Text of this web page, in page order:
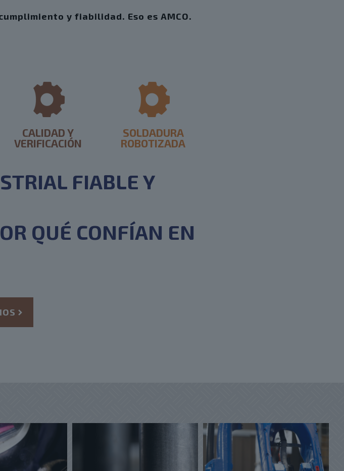
y fiabilidad. Eso es AMCO.
CALIDAD Y
VERIFICACIÓN
SOLDADURA
ROBOTIZADA
FIABLE Y
QUÉ CONFÍAN EN